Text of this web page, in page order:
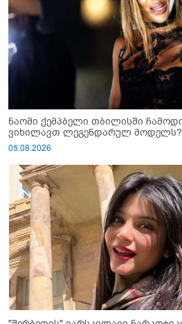
ნაომი ქემპბელი თბილისში
ვიხილავთ ლეგენდარულ მოდელს?
05.08.2026